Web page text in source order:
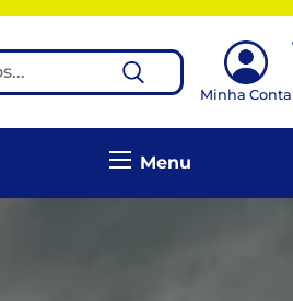
Minha Conta
Menu